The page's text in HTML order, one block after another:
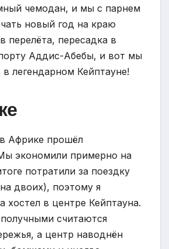
чемодан, и мы с парнем
новый год на краю
перелёта, пересадка в
Аддис-Абебы, и вот мы
в легендарном Кейптауне!
Африке прошёл
экономили примерно на
потратили за поездку
двоих), поэтому я
хостел в центре Кейптауна.
считаются
а центр наводнён